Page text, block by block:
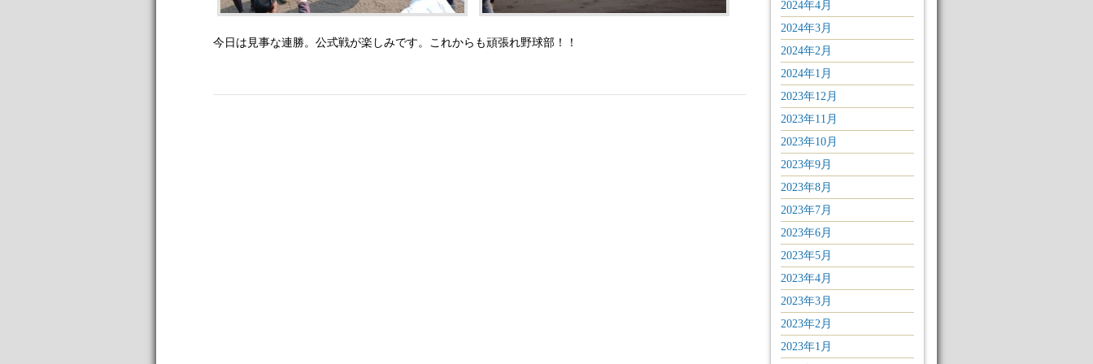
今日は見事な連勝。公式戦が楽しみです。これからも頑張れ野球部！！
2024年4月
2024年3月
2024年2月
2024年1月
2023年12月
2023年11月
2023年10月
2023年9月
2023年8月
2023年7月
2023年6月
2023年5月
2023年4月
2023年3月
2023年2月
2023年1月